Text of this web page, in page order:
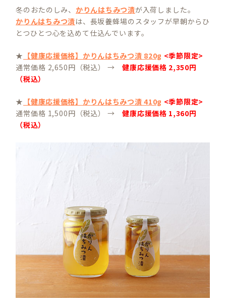
冬のおたのしみ、 かりんはちみつ漬が入荷しました。
かりんはちみつ漬は、長坂養蜂場のスタッフが早朝からひ
とつひとつ心を込めて仕込んでいます。
★ 【健康応援価格】かりんはちみつ漬 820g <季節限定>
通常価格 2,650円（税込） →健康応援価格 2,350円
（税込）
★ 【健康応援価格】かりんはちみつ漬 410g <季節限定>
通常価格 1,500円（税込） →健康応援価格 1,360円
（税込）